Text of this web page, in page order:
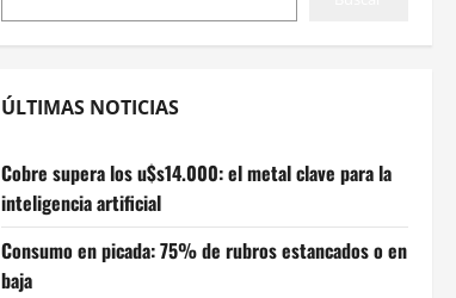
ÚLTIMAS NOTICIAS
Cobre supera los u$s14.000: el metal clave para la
inteligencia artificial
Consumo en picada: 75% de rubros estancados o en
baja